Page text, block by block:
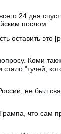
24 дня
послом.
оставить это
Коми
стало "тучей,
не был
что сам